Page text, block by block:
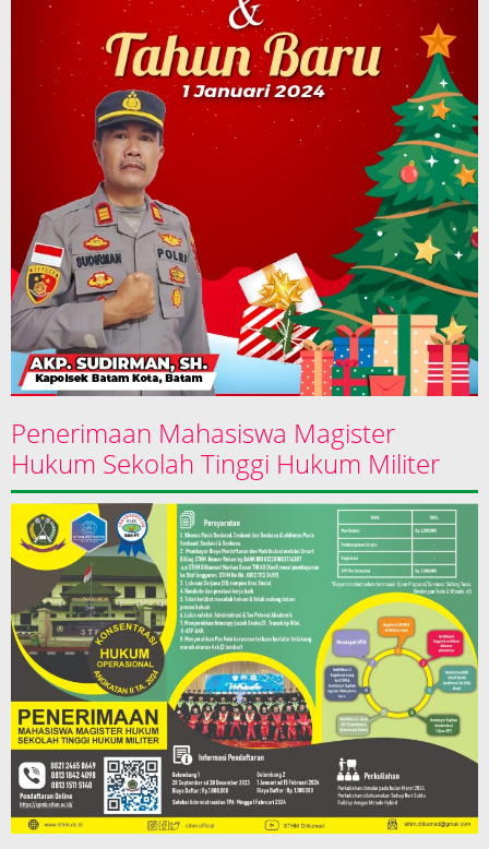
Penerimaan Mahasiswa Magister
Hukum Sekolah Tinggi Hukum Militer